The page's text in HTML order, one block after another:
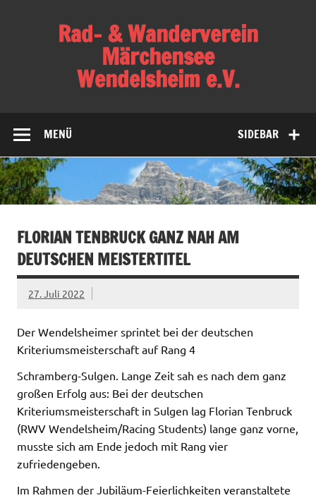
Rad- & Wanderverein
Märchensee
Wendelsheim e.V.
SIDEBAR
MENÜ
FLORIAN TENBRUCK GANZ NAH AM
DEUTSCHEN MEISTERTITEL
27. Juli 2022
Der Wendelsheimer sprintet bei der deutschen
Kriteriumsmeisterschaft auf Rang 4
Schramberg-Sulgen. Lange Zeit sah es nach dem ganz
großen Erfolg aus: Bei der deutschen
Kriteriumsmeisterschaft in Sulgen lag Florian Tenbruck
(RWV Wendelsheim/Racing Students) lange ganz vorne,
musste sich am Ende jedoch mit Rang vier
zufriedengeben.
Im Rahmen der Jubiläum-Feierlichkeiten veranstaltete